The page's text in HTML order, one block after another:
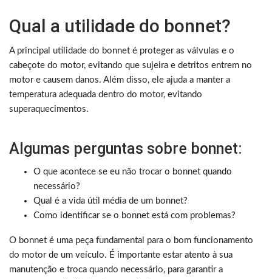
Qual a utilidade do bonnet?
A principal utilidade do bonnet é proteger as válvulas e o
cabeçote do motor, evitando que sujeira e detritos entrem no
motor e causem danos. Além disso, ele ajuda a manter a
temperatura adequada dentro do motor, evitando
superaquecimentos.
Algumas perguntas sobre bonnet:
O que acontece se eu não trocar o bonnet quando
necessário?
Qual é a vida útil média de um bonnet?
Como identificar se o bonnet está com problemas?
O bonnet é uma peça fundamental para o bom funcionamento
do motor de um veículo. É importante estar atento à sua
manutenção e troca quando necessário, para garantir a